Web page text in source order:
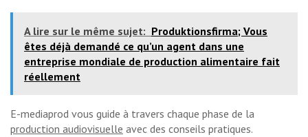
A lire sur le même sujet: Produktionsfirma; Vous
êtes déjà demandé ce qu’un agent dans une
entreprise mondiale de production alimentaire fait
réellement
E-mediaprod vous guide à travers chaque phase de la
production audiovisuelle avec des conseils pratiques.